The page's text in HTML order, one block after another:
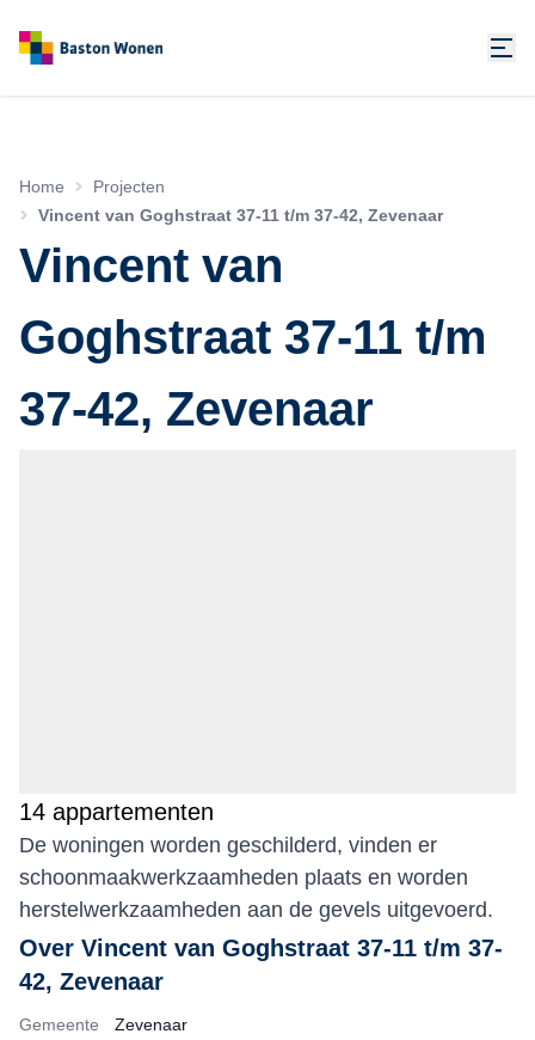
Home
Projecten
Vincent van Goghstraat 37-11 t/m 37-42, Zevenaar
Vincent van
Goghstraat 37-11 t/m
37-42, Zevenaar
14 appartementen
De woningen worden geschilderd, vinden er
schoonmaakwerkzaamheden plaats en worden
herstelwerkzaamheden aan de gevels uitgevoerd.
Over Vincent van Goghstraat 37-11 t/m 37-
42, Zevenaar
Gemeente Zevenaar